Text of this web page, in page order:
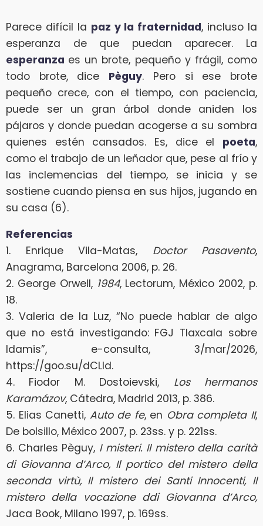
Parece difícil la paz y la fraternidad, incluso la
esperanza de que puedan aparecer. La
esperanza es un brote, pequeño y frágil, como
todo brote, dice Pèguy. Pero si ese brote
pequeño crece, con el tiempo, con paciencia,
puede ser un gran árbol donde aniden los
pájaros y donde puedan acogerse a su sombra
quienes estén cansados. Es, dice el poeta,
como el trabajo de un leñador que, pese al frío y
las inclemencias del tiempo, se inicia y se
sostiene cuando piensa en sus hijos, jugando en
su casa (6).
Referencias
1. Enrique Vila-Matas, Doctor Pasavento,
Anagrama, Barcelona 2006, p. 26.
2. George Orwell, 1984, Lectorum, México 2002, p.
18.
3. Valeria de la Luz, “No puede hablar de algo
que no está investigando: FGJ Tlaxcala sobre
Idamis”, e-consulta, 3/mar/2026,
https://goo.su/dCLld.
4. Fiodor M. Dostoievski, Los hermanos
Karamázov, Cátedra, Madrid 2013, p. 386.
5. Elias Canetti, Auto de fe, en Obra completa II,
De bolsillo, México 2007, p. 23ss. y p. 221ss.
6. Charles Pèguy, I misteri. Il mistero della carità
di Giovanna d’Arco, Il portico del mistero della
seconda virtù, Il mistero dei Santi Innocenti, Il
mistero della vocazione ddi Giovanna d’Arco,
Jaca Book, Milano 1997, p. 169ss.